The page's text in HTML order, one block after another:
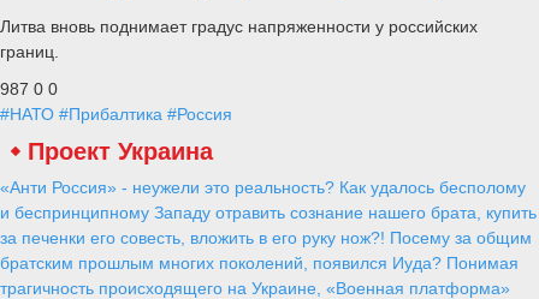
Литва вновь поднимает градус напряженности у российских
границ.
987 0 0
#НАТО #Прибалтика #Россия
Проект Украина
«Анти Россия» - неужели это реальность? Как удалось бесполому
и беспринципному Западу отравить сознание нашего брата, купить
за печенки его совесть, вложить в его руку нож?! Посему за общим
братским прошлым многих поколений, появился Иуда? Понимая
трагичность происходящего на Украине, «Военная платформа»